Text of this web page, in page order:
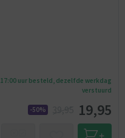
uur besteld, dezelfde werkdag
verstuurd
-50% 19,95